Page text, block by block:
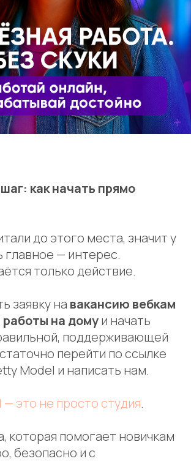
как начать прямо
до этого места, значит у
главное — интерес.
только действие.
заявку на вакансию вебкам
на домуи начать
поддерживающей
перейти по ссылке
Model и написать нам.
это не просто студия.
которая помогает новичкам
безопасно и с